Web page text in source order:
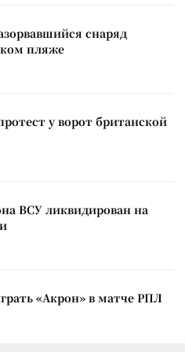
снаряд
пляже
у ворот британской
ВСУ ликвидирован на
«Акрон» в матче РПЛ